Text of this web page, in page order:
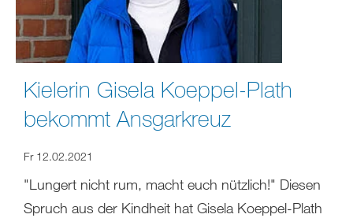
Kielerin Gisela Koeppel-Plath
bekommt Ansgarkreuz
Fr 12.02.2021
"Lungert nicht rum, macht euch nützlich!" Diesen
Spruch aus der Kindheit hat Gisela Koeppel-Plath